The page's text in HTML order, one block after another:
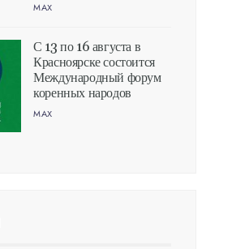
MAX
С 13 по 16 августа в
Красноярске состоится
Международный форум
коренных народов
MAX